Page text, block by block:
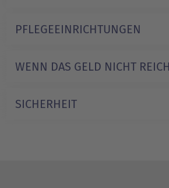
PFLEGE­EINRICHTUNGEN
WENN DAS GELD NICHT
SICHERHEIT